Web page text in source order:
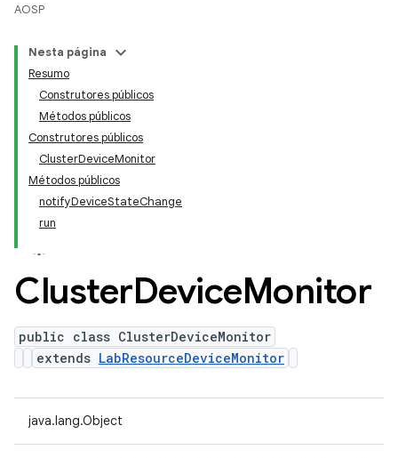
AOSP
Nesta página
Resumo
Construtores públicos
Métodos públicos
Construtores públicos
ClusterDeviceMonitor
Métodos públicos
notifyDeviceStateChange
run
ClusterDeviceMonitor
public class ClusterDeviceMonitor
extends LabResourceDeviceMonitor
java.lang.Object